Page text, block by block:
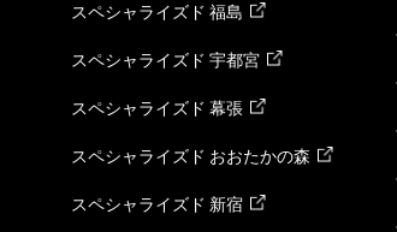
スペシャライズド 福島
スペシャライズド 宇都宮
スペシャライズド 幕張
スペシャライズド おおたかの森
スペシャライズド 新宿